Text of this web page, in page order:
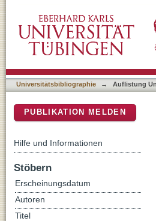
Universitätsbibliographie → Auflistung
PUBLIKATION MELDEN
Hilfe und Informationen
Stöbern
Erscheinungsdatum
Autoren
Titel